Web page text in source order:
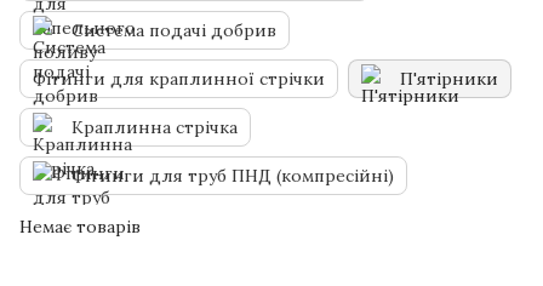
Система подачі добрив
Фітинги для краплинної стрічки П'ятірники
Краплинна стрічка
Фітинги для труб ПНД (компресійні)
Немає товарів